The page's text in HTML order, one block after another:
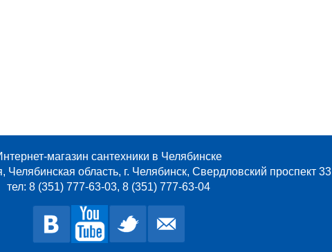
магазин сантехники в Челябинске
Челябинская область, г. Челябинск, Свердловский проспект 33
тел: 8 (351) 777-63-03, 8 (351) 777-63-04